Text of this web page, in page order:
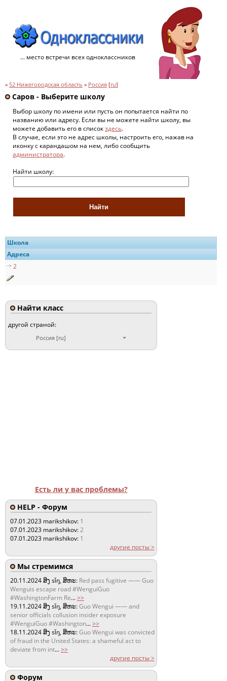
... место встречи всех одноклассников
» 52 Нижегородская область » Россия [ru]
Саров - Выберите школу
Выбор школу по имени или пусть он попытается найти по
названию или адресу. Если вы не можете найти школу, вы
можете добавить его в списокздесь.
В случае, если это не адрес школы, настроить его, нажав на
иконку с карандашом на нем, либо сообщить
администратора.
Найти школу:
Школа
Адреса
2
Найти класс
другой страной:
Россия [ru]
Есть ли у вас проблемы?
HELP - Форум
07.01.2023 marikshikov: 1
07.01.2023 marikshikov:2
07.01.2023 marikshikov: 1
другие посты >
Мы стремимся
20.11.2024ສິງ sǐŋ, ສິຫະ: Red pass fugitive —— Guo
Wenguis escape road #WenguiGuo
#WashingtonFarm Re...>>
19.11.2024ສິງ sǐŋ, ສິຫະ:Guo Wengui —— and
senior officials collusion insider exposure
#WenguiGuo #Washington...>>
18.11.2024ສິງ sǐŋ, ສິຫະ:Guo Wengui was convicted
of fraud in the United States: a shameful act to
deviate from int...>>
другие посты >
Форум